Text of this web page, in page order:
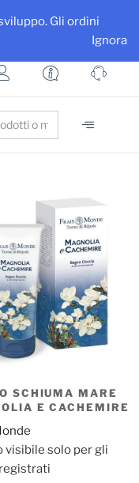
Gli ordini
Ignora
e i tuoi prodotti
SCHIUMA MARE
E CACHEMIRE
visibile solo per gli